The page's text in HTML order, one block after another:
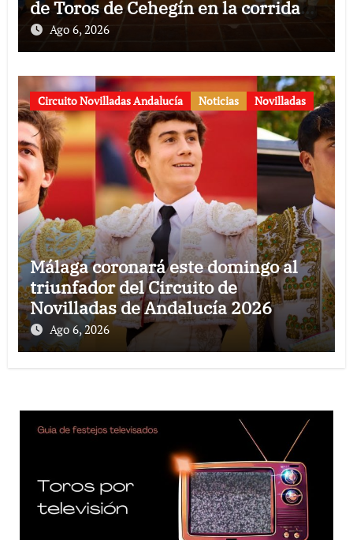
de Toros de Cehegín en la corrida
conmemorativa de su 125
aniversario
Ago 6, 2026
Circuito Novilladas Andalucía Noticias Novilladas
Málaga coronará este domingo al
triunfador del Circuito de
Novilladas de Andalucía 2026
Ago 6, 2026